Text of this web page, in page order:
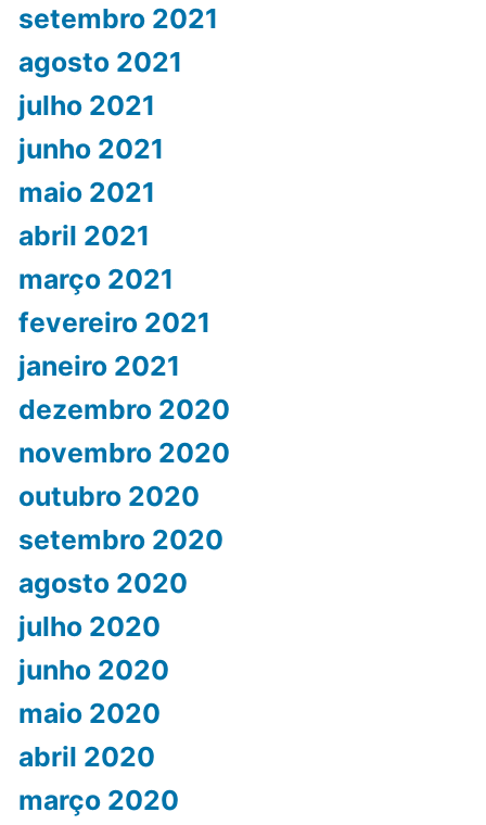
setembro 2021
agosto 2021
julho 2021
junho 2021
maio 2021
abril 2021
março 2021
fevereiro 2021
janeiro 2021
dezembro 2020
novembro 2020
outubro 2020
setembro 2020
agosto 2020
julho 2020
junho 2020
maio 2020
abril 2020
março 2020